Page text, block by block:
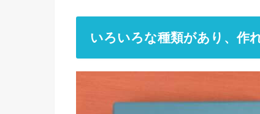
いろいろな種類があり、作